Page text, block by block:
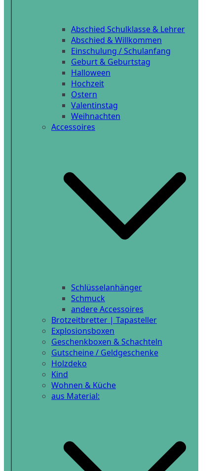
Abschied Schulklasse & Lehrer
Abschied & Willkommen
Einschulung / Schulanfang
Geburt & Geburtstag
Halloween
Hochzeit
Ostern
Valentinstag
Weihnachten
Accessoires
Schlüsselanhänger
Schmuck
andere Accessoires
Brotzeitbretter | Tapasteller
Explosionsboxen
Geschenkboxen & Schachteln
Gutscheine / Geldgeschenke
Holzdeko
Kind
Wohnen & Küche
aus Material: